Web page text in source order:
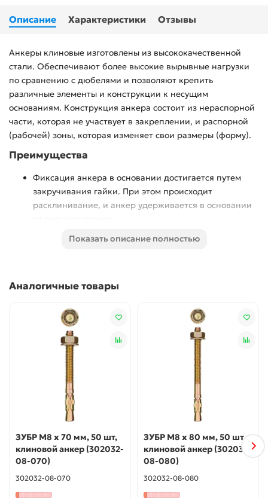
Описание Характеристики Отзывы
Анкеры клиновые изготовлены из высококачественной
стали. Обеспечивают более высокие вырывные нагрузки
по сравнению с дюбелями и позволяют крепить
различные элементы и конструкции к несущим
основаниям. Конструкция анкера состоит из нераспорной
части, которая не участвует в закреплении, и распорной
(рабочей) зоны, которая изменяет свои размеры (форму).
Преимущества
Фиксация анкера в основании достигается путем
закручивания гайки. При этом происходит
расклинивание, и анкер удерживается в основании
Использование
Для монтажа конструкций к полнотелым основаниям:
поверхностям из бетона, полнотелого кирпича или
природного камня. Анкер устанавливается в
предварительно просверленное и очищенное от буровой
муки отверстие и расклинивается при закручивании гайки
Показать описание полностью
Аналогичные товары
ЗУБР М8 х 70 мм, 50 шт,
клиновой анкер (302032-
08-070)
302032-08-070
ЗУБР М8 х 80 мм, 50 шт,
клиновой анкер (302032-
08-080)
302032-08-080